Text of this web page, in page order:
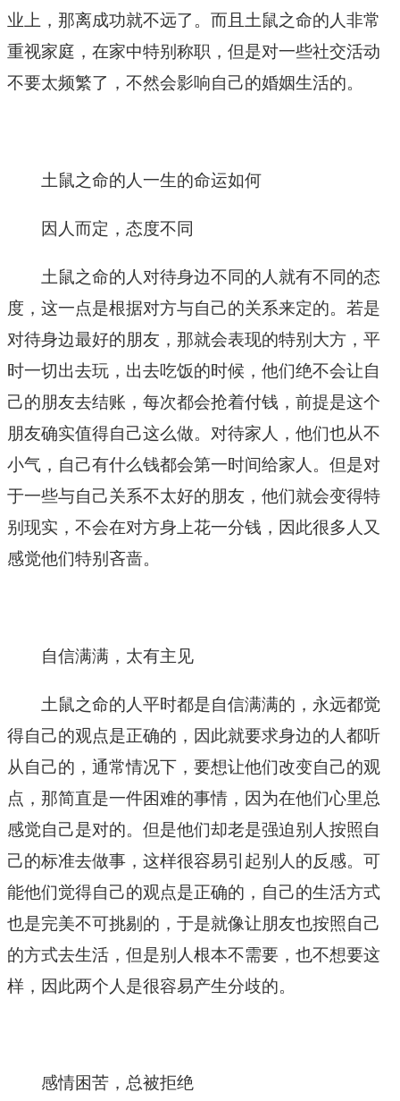
业上，那离成功就不远了。而且土鼠之命的人非常
重视家庭，在家中特别称职，但是对一些社交活动
不要太频繁了，不然会影响自己的婚姻生活的。
土鼠之命的人一生的命运如何
因人而定，态度不同
土鼠之命的人对待身边不同的人就有不同的态
度，这一点是根据对方与自己的关系来定的。若是
对待身边最好的朋友，那就会表现的特别大方，平
时一切出去玩，出去吃饭的时候，他们绝不会让自
己的朋友去结账，每次都会抢着付钱，前提是这个
朋友确实值得自己这么做。对待家人，他们也从不
小气，自己有什么钱都会第一时间给家人。但是对
于一些与自己关系不太好的朋友，他们就会变得特
别现实，不会在对方身上花一分钱，因此很多人又
感觉他们特别吝啬。
自信满满，太有主见
土鼠之命的人平时都是自信满满的，永远都觉
得自己的观点是正确的，因此就要求身边的人都听
从自己的，通常情况下，要想让他们改变自己的观
点，那简直是一件困难的事情，因为在他们心里总
感觉自己是对的。但是他们却老是强迫别人按照自
己的标准去做事，这样很容易引起别人的反感。可
能他们觉得自己的观点是正确的，自己的生活方式
也是完美不可挑剔的，于是就像让朋友也按照自己
的方式去生活，但是别人根本不需要，也不想要这
样，因此两个人是很容易产生分歧的。
感情困苦，总被拒绝